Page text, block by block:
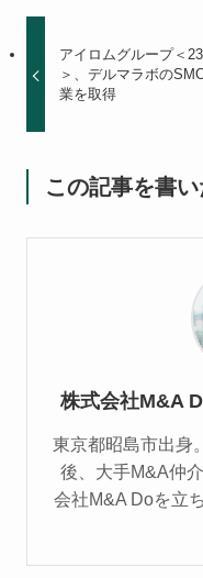
アイロムグループ＜
＞、デルマラボの
業を取得
この記事を書い
株式会社M&A
東京都昭島市出身
後、大手M&A仲
会社M&A Doを立